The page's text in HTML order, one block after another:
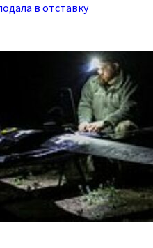
в отставку